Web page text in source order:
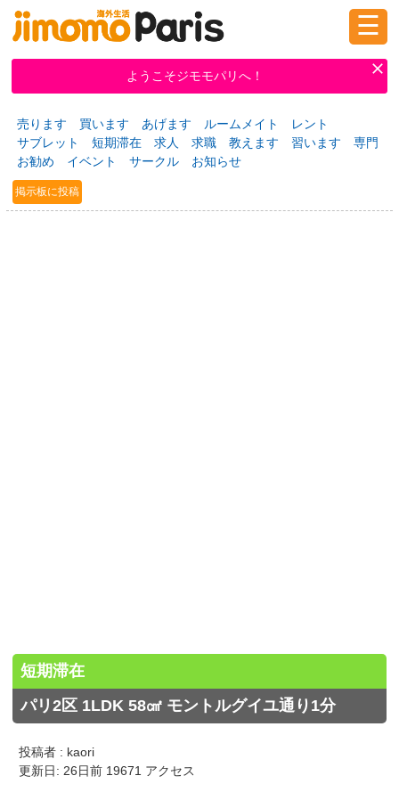
ログイン 新規登録
掲示板 タウン情報 教えて！
ニュース
☰
ようこそジモモパリへ！
売ります 買います あげます ルームメイト
レント
サブレット
短期滞在 求人 求職 教えます 習います
専門
お勧め
イベント サークル お知らせ
掲示板に投稿
短期滞在
パリ2区 1LDK 58㎠ モントルグイユ通り1分
投稿者 : kaori
更新日: 26日前 19671 アクセス